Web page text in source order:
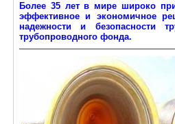
Более 35 лет в мире широко
эффективное и экономичное
надежности и безопасности
трубопроводного фонда.